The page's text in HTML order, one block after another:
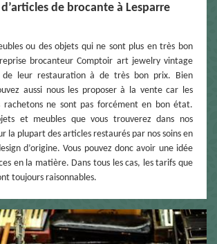
de brocante à Lesparre
ou des objets qui ne sont plus en très bon
brocanteur Comptoir art jewelry vintage
de leur restauration à de très bon prix. Bien
aussi nous les proposer à la vente car les
rachetons ne sont pas forcément en bon état.
et meubles que vous trouverez dans nos
la plupart des articles restaurés par nos soins en
d’origine. Vous pouvez donc avoir une idée
en la matière. Dans tous les cas, les tarifs que
toujours raisonnables.